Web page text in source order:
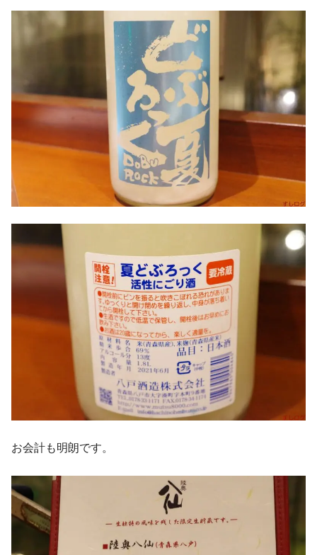
お会計も明朗です。